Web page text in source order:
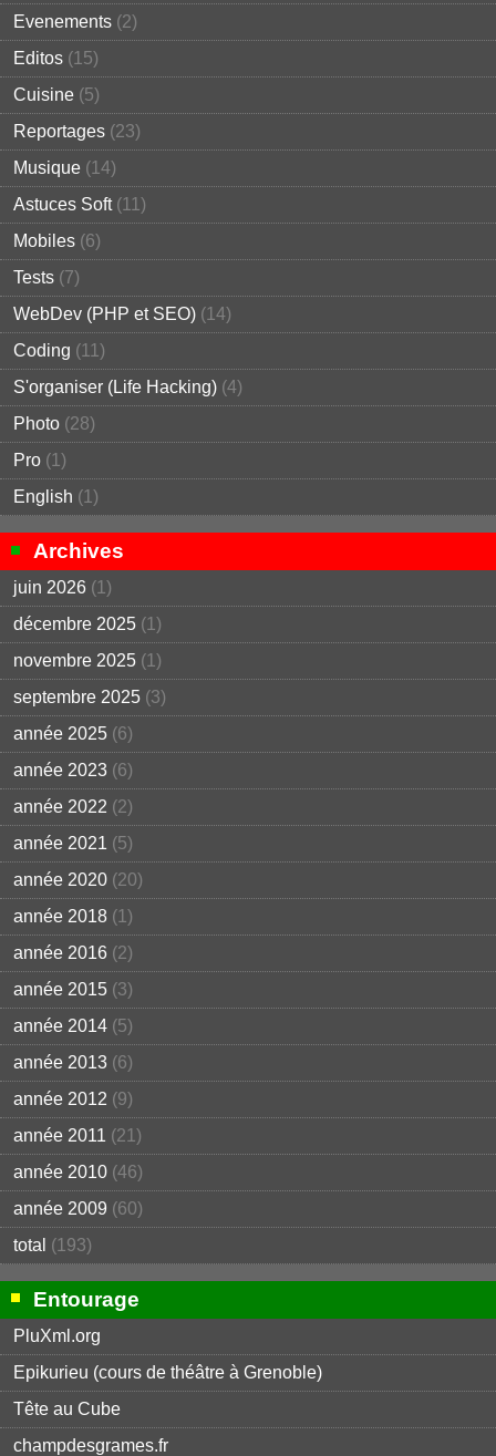
Evenements (2)
Editos (15)
Cuisine (5)
Reportages (23)
Musique (14)
Astuces Soft(11)
Mobiles (6)
Tests (7)
WebDev (PHP et SEO) (14)
Coding (11)
S'organiser (Life Hacking) (4)
Photo (28)
Pro (1)
English (1)
Archives
juin 2026 (1)
décembre 2025 (1)
novembre 2025 (1)
septembre 2025 (3)
année 2025 (6)
année 2023 (6)
année 2022 (2)
année 2021 (5)
année 2020 (20)
année 2018 (1)
année 2016 (2)
année 2015 (3)
année 2014 (5)
année 2013 (6)
année 2012 (9)
année 2011 (21)
année 2010 (46)
année 2009 (60)
total (193)
Entourage
PluXml.org
Epikurieu (cours de théâtre à Grenoble)
Tête au Cube
champdesgrames.fr